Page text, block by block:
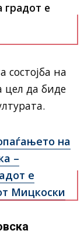
градот е
состојба на
цел да биде
на
–
е
Мицкоски